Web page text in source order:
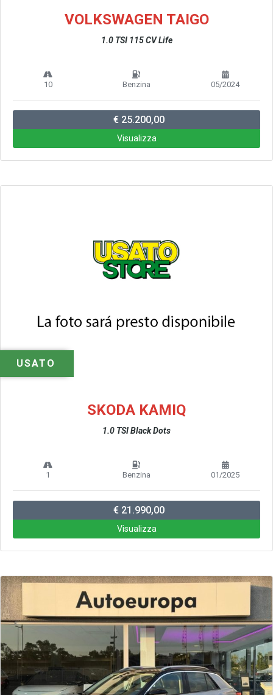
VOLKSWAGEN TAIGO
1.0 TSI 115 CV Life
10 Benzina 05/2024
€ 25.200,00
Visualizza
USATO
SKODA KAMIQ
1.0 TSI Black Dots
1 Benzina 01/2025
€ 21.990,00
Visualizza